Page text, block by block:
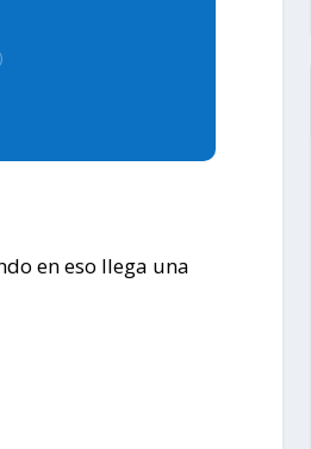
en eso llega una